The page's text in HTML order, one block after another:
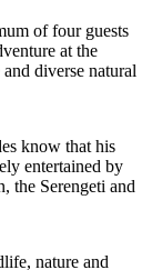
of four guests
at the
diverse natural
know that his
entertained by
the Serengeti and
nature and